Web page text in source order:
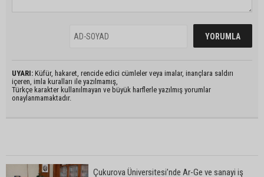
UYARI: Küfür, hakaret, rencide edici cümleler veya imalar, inançlara saldırı
içeren, imla kuralları ile yazılmamış,
Türkçe karakter kullanılmayan ve büyük harflerle yazılmış yorumlar
onaylanmamaktadır.
Çukurova Üniversitesi’nde Ar-Ge ve sanayi iş